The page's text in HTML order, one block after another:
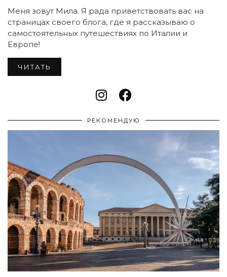
Меня зовут Мила. Я рада приветствовать вас на
страницах своего блога, где я рассказываю о
самостоятельных путешествиях по Италии и
Европе!
ЧИТАТЬ
РЕКОМЕНДУЮ